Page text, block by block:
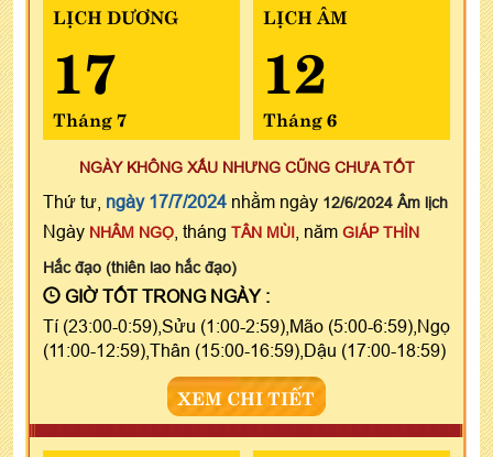
LỊCH DƯƠNG
17
Tháng 7
LỊCH ÂM
12
Tháng 6
NGÀY KHÔNG XẤU NHƯNG CŨNG CHƯA TỐT
Thứ tư, ngày 17/7/2024 nhằm ngày 12/6/2024 Âm lịch
Ngày NHÂM NGỌ , tháng TÂN MÙI , năm GIÁP THÌN
Hắc đạo (thiên lao hắc đạo)
GIỜ TỐT TRONG NGÀY :
Tí (23:00-0:59),Sửu (1:00-2:59),Mão (5:00-6:59),Ngọ
(11:00-12:59),Thân (15:00-16:59),Dậu (17:00-18:59)
XEM CHI TIẾT